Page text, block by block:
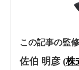
この記事の監
佐伯 明彦 (株